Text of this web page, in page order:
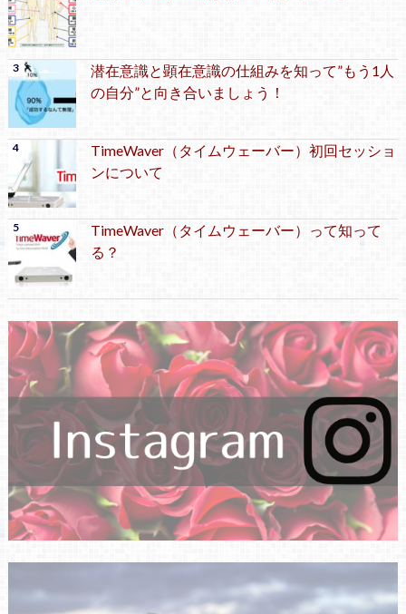
潜在意識と顕在意識の仕組みを知って”もう1人
の自分”と向き合いましょう！
TimeWaver（タイムウェーバー）初回セッショ
ンについて
TimeWaver（タイムウェーバー）って知って
る？